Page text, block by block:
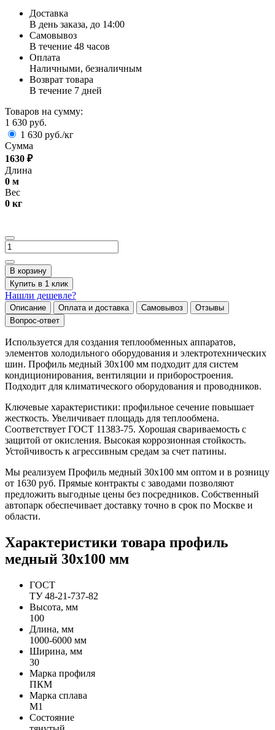
Доставка
В день заказа, до 14:00
Самовывоз
В течение 48 часов
Оплата
Наличными, безналичным
Возврат товара
В течение 7 дней
Товаров на сумму:
1 630 руб.
1 630 руб./кг
Сумма
1630 ₽
Длина
0 м
Вес
0 кг
В корзину
Купить в 1 клик
Нашли дешевле?
Описание Оплата и доставка Самовывоз
Отзывы
Вопрос-ответ
Используется для создания теплообменных аппаратов,
элементов холодильного оборудования и электротехнических
шин. Профиль медный 30х100 мм подходит для систем
кондиционирования, вентиляции и приборостроения.
Подходит для климатического оборудования и проводников.
Ключевые характеристики: профильное сечение повышает
жесткость. Увеличивает площадь для теплообмена.
Соответствует ГОСТ 11383-75. Хорошая свариваемость с
защитой от окисления. Высокая коррозионная стойкость.
Устойчивость к агрессивным средам за счет патины.
Мы реализуем Профиль медный 30х100 мм оптом и в розницу
от 1630 руб. Прямые контракты с заводами позволяют
предложить выгодные цены без посредников. Собственный
автопарк обеспечивает доставку точно в срок по Москве и
области.
Характеристики товара профиль
медный 30х100 мм
ГОСТ
ТУ 48-21-737-82
Высота, мм
100
Длина, мм
1000-6000 мм
Ширина, мм
30
Марка профиля
ПКМ
Марка сплава
М1
Состояние